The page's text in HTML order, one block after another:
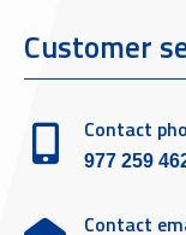
Customer
Contact
977 259
Contact